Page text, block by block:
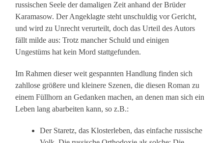
russischen Seele der damaligen Zeit anhand der Brüder
Karamasow. Der Angeklagte steht unschuldig vor Gericht,
und wird zu Unrecht verurteilt, doch das Urteil des Autors
fällt milde aus: Trotz mancher Schuld und einigen
Ungestüms hat kein Mord stattgefunden.
Im Rahmen dieser weit gespannten Handlung finden sich
zahllose größere und kleinere Szenen, die diesen Roman zu
einem Füllhorn an Gedanken machen, an denen man sich ein
Leben lang abarbeiten kann, so z.B.:
Der Staretz, das Klosterleben, das einfache russische